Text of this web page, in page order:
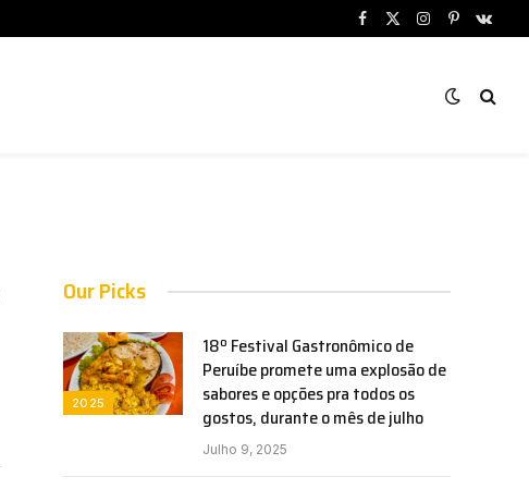
Facebook
X
Instagram
Pinterest
Our Picks
2025
18º Festival Gastronômico de
Peruíbe promete uma explosão de
sabores e opções pra todos os
gostos, durante o mês de julho
Julho 9, 2025